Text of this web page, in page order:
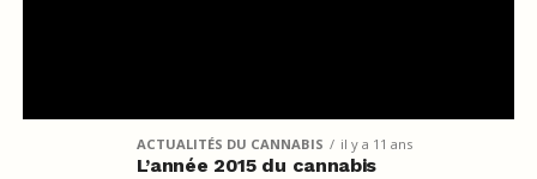
ACTUALITÉS DU CANNABIS il y a 11 ans
L’année 2015 du cannabis